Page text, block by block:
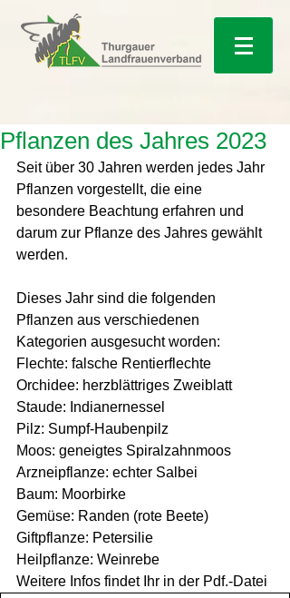
Pflanzen des Jahres 2023
Seit über 30 Jahren werden jedes Jahr
Pflanzen vorgestellt, die eine
besondere Beachtung erfahren und
darum zur Pflanze des Jahres gewählt
werden.
Dieses Jahr sind die folgenden
Pflanzen aus verschiedenen
Kategorien ausgesucht worden:
Flechte: falsche Rentierflechte
Orchidee: herzblättriges Zweiblatt
Staude: Indianernessel
Pilz: Sumpf-Haubenpilz
Moos: geneigtes Spiralzahnmoos
Arzneipflanze: echter Salbei
Baum: Moorbirke
Gemüse: Randen (rote Beete)
Giftpflanze: Petersilie
Heilpflanze: Weinrebe
Weitere Infos findet Ihr in der Pdf.-Datei